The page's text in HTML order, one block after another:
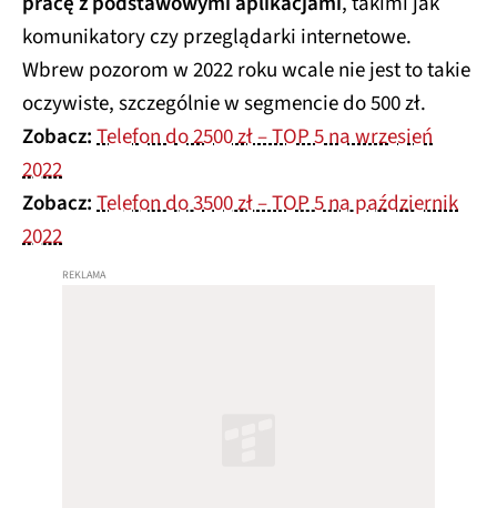
komunikatory czy przeglądarki internetowe.
Wbrew pozorom w 2022 roku wcale nie jest to takie
oczywiste, szczególnie w segmencie do 500 zł.
Zobacz:Telefon do 2500 zł – TOP 5 na wrzesień
2022
Zobacz:Telefon do 3500 zł – TOP 5 na październik
2022